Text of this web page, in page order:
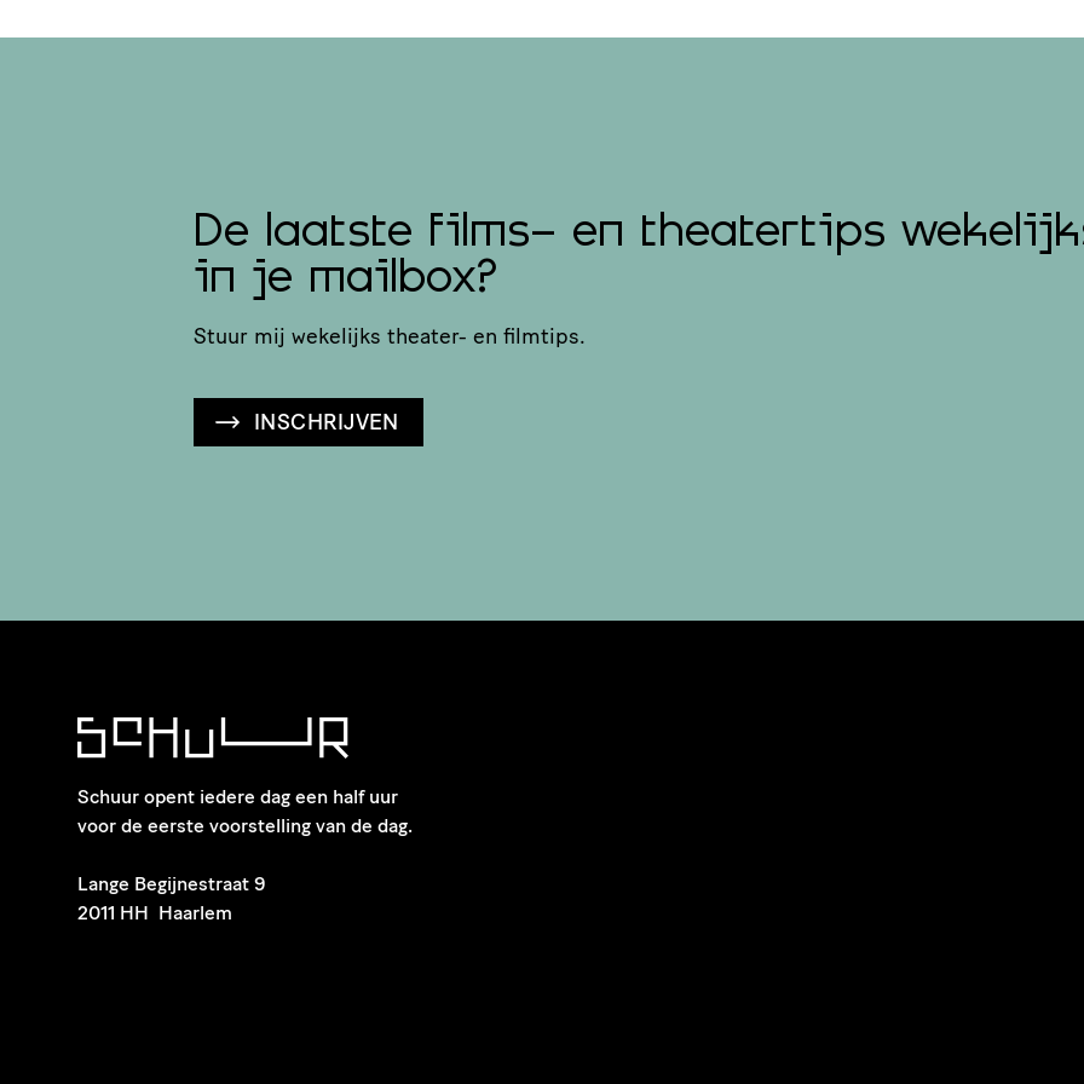
De laatste films- en theatertips
in je mailbox?
Stuur mij wekelijks theater- en filmtips.
INSCHRIJVEN
Schuur opent iedere dag een half uur
voor de eerste voorstelling van de dag.
​Lange Begijnestraat 9
2011 HH Haarlem